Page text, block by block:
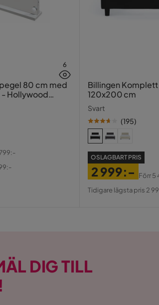
6
80 cm med
Hollywood
Billingen
120x200 cm
Svart
(195)
OSLAGBART PRIS
Pris
2 999:-
Original
Förr5
Tidigare lägsta pris 2
DIG TILL